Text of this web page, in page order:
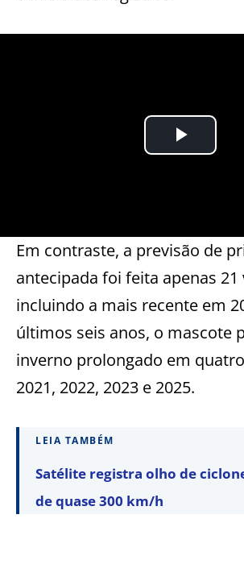
Em contraste, a previsão de
antecipada foi feita apenas 21
incluindo a mais recente em
últimos seis anos, o mascote
inverno prolongado em
2021, 2022, 2023 e 2025.
LEIA TAMBÉM
Satélite registra olho de
de quase 300 km/h